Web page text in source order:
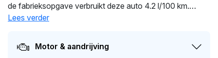
de fabrieksopgave verbruikt deze auto 4.2 l/100 km.
Dankzij 940 kg ligt deze auto soepel op de weg. De
voertuig moet over 148 dagen opnieuw APK-gekeurd
worden. Dit voertuig heeft 2 eigenaren gehad in het
Lees verder
Motor & aandrijving